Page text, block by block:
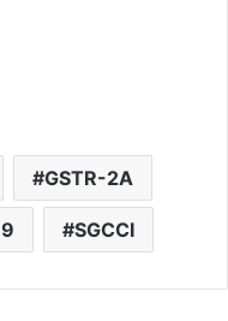
GSTR-2A
SGCCI